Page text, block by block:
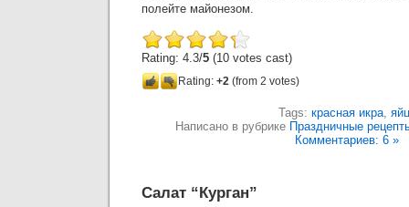
полейте майонезом.
Rating: 4.3/5 (10 votes cast)
Rating: +2 (from 2 votes)
Tags: красная икра,
Написано в рубрике Праздничные
Комментариев: 6 »
Салат “Курган”